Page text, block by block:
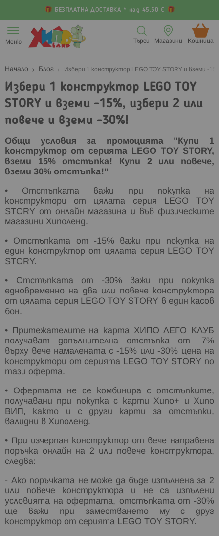
БЕЗПЛАТНА ДОСТАВКА * над 45.50 €
към
съдържанието
Меню Кошница (
Магазини
Търси
Начало Блог Избери 1 конструктор LEGO TOY STORY и вземи -
Избери 1 конструктор LEGO TOY
STORY и вземи -15%, избери 2 или
повече и вземи -30%!
Общи условия за промоцията "Купи 1
конструктор от серията LEGO TOY STORY,
вземи 15% отстъпка! Купи 2 или повече,
вземи 30% отстъпка!"
• Отстъпката важи при покупка на
конструктори от цялата серия LEGO TOY
STORY от онлайн магазина и във физическите
магазини Хиполенд.
• Отстъпката от -15% важи при покупка на
един конструктор от цялата серия LEGO TOY
STORY.
• Отстъпката от -30% важи при покупка
едновременно на два или повече конструктора
от цялата серия LEGO TOY STORY в един касов
бон.
• Притежателите на карта ХИПО ЛЕГО КЛУБ
получават допълнителна отстъпка от -7%
върху вече намалената с -15% или -30% цена на
конструктори от серията LEGO TOY STORY по
тази оферта.
• Офертата не се комбинира с отстъпките,
получавани при покупка с карти Хипо+ и Хипо
ВИП, както и с други карти за отстъпки,
валидни в Хиполенд.
• При изчерпан конструктор от вече направена
поръчка онлайн на 2 или повече конструктора,
следва:
- Ако поръчката не може да бъде изпълнена за 2
или повече конструктора и не са изпълени
условията на офертата, отстъпката от -30%
ще важи при заместването му с друг
конструктор от серията LEGO TOY STORY.